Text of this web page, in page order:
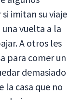
imitan su viaje
vuelta a la
A otros les
para comer un
demasiado
la casa que no